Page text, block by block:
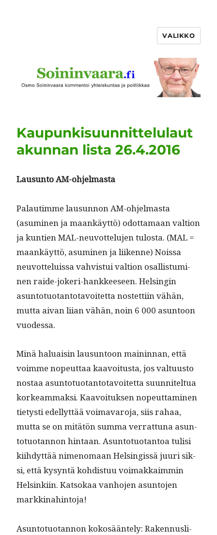
VALIKKO
Kaupunkisuunnittelulaut
akunnan lista 26.4.2016
Lausun­to AM-ohjelmasta
Palau­timme lausun­non AM-ohjel­mas­ta
(asum­i­nen ja maankäyt­tö) odot­ta­maan val­tion
ja kun­tien MAL-neu­vot­telu­jen tulosta. (MAL =
maankäyt­tö, asum­i­nen ja liikenne) Nois­sa
neu­vot­teluis­sa vahvis­tui val­tion osal­lis­tu­mi­
nen raide-jok­eri-han­kkeeseen. Helsin­gin
asun­to­tuotan­to­tavoitet­ta nos­tet­ti­in vähän,
mut­ta aivan liian vähän, noin 6 000 asun­toon
vuodessa.
Minä halu­aisin lausun­toon main­in­nan, että
voimme nopeut­taa kaavoitus­ta, jos val­tu­us­to
nos­taa asun­to­tuotan­to­tavoitet­ta suun­nitel­tua
korkeam­mak­si. Kaavoituk­sen nopeut­ta­mi­nen
tietysti edel­lyt­tää voimavaro­ja, siis rahaa,
mut­ta se on mitätön sum­ma ver­rat­tuna asun­
to­tuotan­non hin­taan. Asun­to­tuotan­toa tulisi
kiihdyt­tää nimeno­maan Helsingis­sä juuri sik­
si, että kysyn­tä kohdis­tuu voimakkaim­min
Helsinki­in. Kat­sokaa van­ho­jen asun­to­jen
markkinahintoja!
Asun­to­tuotan­non kokosään­te­ly: Raken­nus­li­